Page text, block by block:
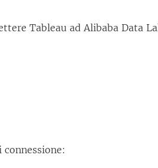
Tableau ad Alibaba Data